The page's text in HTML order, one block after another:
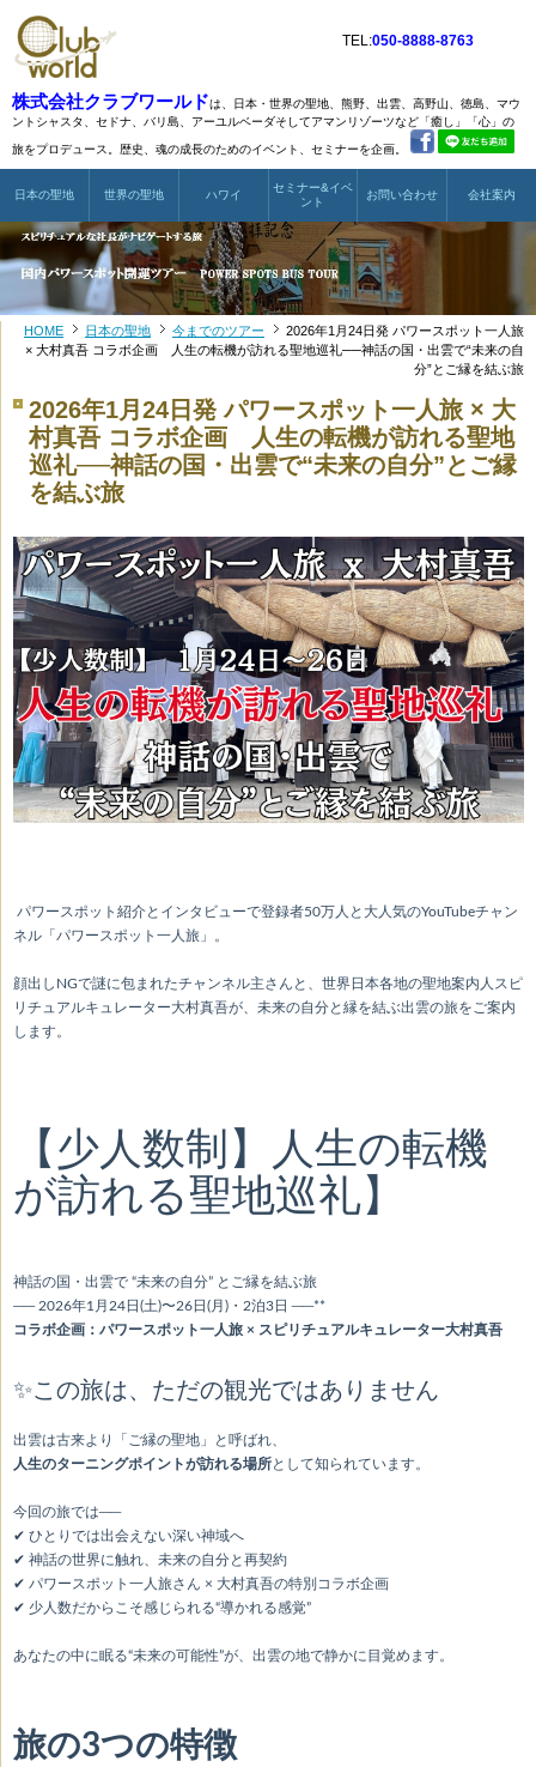
株式会社クラブワールドは、日本・世界の聖地、熊野、出雲、高野山、徳島、マウ
ントシャスタ、 セドナ、バリ島、アーユルベーダそしてアマンリゾーツなど 「癒し」「心」の
旅をプロデュース。歴史、魂の成長のためのイベント、セミナーを企画。
TEL:050-8888-8763
日本の聖地 世界の聖地 ハワイ
セミナー&イベ
ント
お問い合わせ 会社案内
HOME 日本の聖地 今までのツアー
2026年1月24日発 パワースポット一人旅
× 大村真吾 コラボ企画 人生の転機が訪れる聖地巡礼──神話の国・出雲で“未来の自
分”とご縁を結ぶ旅
2026年1月24日発 パワースポット一人旅 × 大
村真吾 コラボ企画 人生の転機が訪れる聖地
巡礼──神話の国・出雲で“未来の自分”とご縁
を結ぶ旅
パワースポット紹介とインタビューで登録者50万人と大人気のYouTubeチャン
ネル「パワースポット一人旅」。
顔出しNGで謎に包まれたチャンネル主さんと、世界日本各地の聖地案内人スピ
リチュアルキュレーター大村真吾が、未来の自分と縁を結ぶ出雲の旅をご案内
します。
【少人数制】人生の転機
が訪れる聖地巡礼】
神話の国・出雲で “未来の自分” とご縁を結ぶ旅
── 2026年1月24日(土)〜26日(月)・2泊3日 ──**
コラボ企画：パワースポット一人旅 × スピリチュアルキュレーター大村真吾
✨この旅は、ただの観光ではありません
出雲は古来より「ご縁の聖地」と呼ばれ、
人生のターニングポイントが訪れる場所として知られています。
今回の旅では──
✔ ひとりでは出会えない深い神域へ
✔ 神話の世界に触れ、未来の自分と再契約
✔ パワースポット一人旅さん × 大村真吾の特別コラボ企画
✔ 少人数だからこそ感じられる“導かれる感覚”
あなたの中に眠る“未来の可能性”が、出雲の地で静かに目覚めます。
旅の3つの特徴